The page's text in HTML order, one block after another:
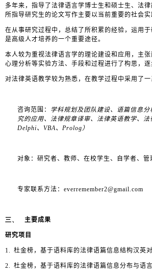
多年来，指导了法律语言学博士生和硕士生、法
所指导研究生的论文写作主要以当前重要的社会
在从事研究过程中，总结了所积累的经验，运用
是高级人才培养的一个重要途径。
本人较为重视法律语言学的理论建设和应用，主
心理分析等实验方法、手段和过程进行了构思，
对法律英语教学较为熟悉，在教学过程中采用了
咨询范围： 学科规划及团队建设、语篇信息
究的应用、法律规章译审、法律英语教学、
Delphi、 VBA、 Prolog）
对象：研究者、教师、在校学生、自学者、管
专家联系方法： everremember2@gmail.com
三、 主要成果
研究项目
1. 杜金榜，基于语料库的法律语篇信息结构汉英对
2. 杜金榜，基于语料库的法律语篇信息分布与语言